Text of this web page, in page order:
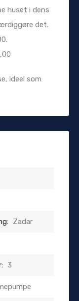
huset i dens
det.
ideel som
Zadar
3